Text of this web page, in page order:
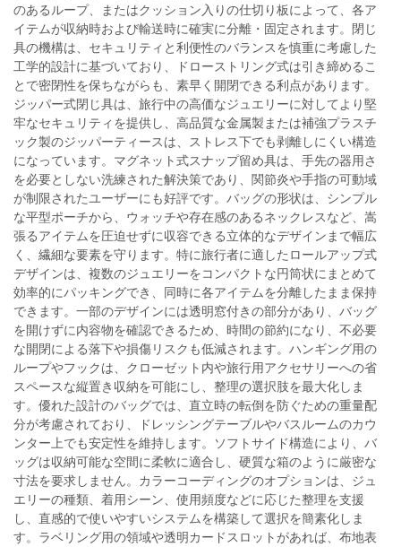
のあるループ、またはクッション入りの仕切り板によって、各ア
イテムが収納時および輸送時に確実に分離・固定されます。閉じ
具の機構は、セキュリティと利便性のバランスを慎重に考慮した
工学的設計に基づいており、ドローストリング式は引き締めるこ
とで密閉性を保ちながらも、素早く開閉できる利点があります。
ジッパー式閉じ具は、旅行中の高価なジュエリーに対してより堅
牢なセキュリティを提供し、高品質な金属製または補強プラスチ
ック製のジッパーティースは、ストレス下でも剥離しにくい構造
になっています。マグネット式スナップ留め具は、手先の器用さ
を必要としない洗練された解決策であり、関節炎や手指の可動域
が制限されたユーザーにも好評です。バッグの形状は、シンプル
な平型ポーチから、ウォッチや存在感のあるネックレスなど、嵩
張るアイテムを圧迫せずに収容できる立体的なデザインまで幅広
く、繊細な要素を守ります。特に旅行者に適したロールアップ式
デザインは、複数のジュエリーをコンパクトな円筒状にまとめて
効率的にパッキングでき、同時に各アイテムを分離したまま保持
できます。一部のデザインには透明窓付きの部分があり、バッグ
を開けずに内容物を確認できるため、時間の節約になり、不必要
な開閉による落下や損傷リスクも低減されます。ハンギング用の
ループやフックは、クローゼット内や旅行用アクセサリーへの省
スペースな縦置き収納を可能にし、整理の選択肢を最大化しま
す。優れた設計のバッグでは、直立時の転倒を防ぐための重量配
分が考慮されており、ドレッシングテーブルやバスルームのカウ
ンター上でも安定性を維持します。ソフトサイド構造により、バ
ッグは収納可能な空間に柔軟に適合し、硬質な箱のように厳密な
寸法を要求しません。カラーコーディングのオプションは、ジュ
エリーの種類、着用シーン、使用頻度などに応じた整理を支援
し、直感的で使いやすいシステムを構築して選択を簡素化しま
す。ラベリング用の領域や透明カードスロットがあれば、布地表